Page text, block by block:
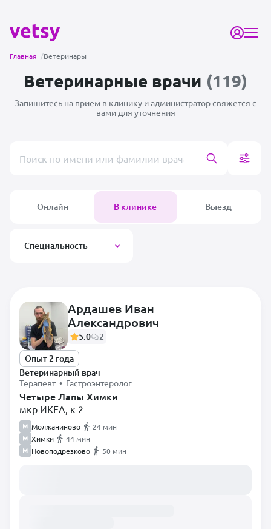
Главная /Ветеринары
Ветеринарные врачи (119)
Запишитесь на прием в клинику и администраторсвяжется с
вами для уточнения
Онлайн В клинике Выезд
Специальность
Самые популярные
Диетолог
Терапевт
Анестезиолог
Вирусолог
Врач лабораторной
диагностики
Ардашев Иван
Александрович
5.0
2
Опыт 2 года
Ветеринарный врач
Терапевт • Гастроэнтеролог
Четыре Лапы Химки
мкр ИКЕА, к 2
Молжаниново
24 мин
Химки
44 мин
Новоподрезково
50 мин